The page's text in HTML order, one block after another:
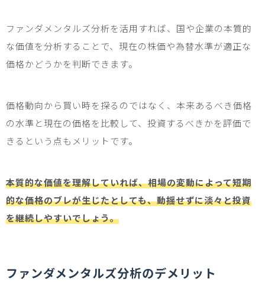
ファンダメンタルズ分析を活用すれば、国や企業の本質的
な価値を分析することで、現在の株価や為替水準が適正な
価格かどうかを判断できます。
価格動向から買い時を探るのではなく、本来あるべき価格
の水準と現在の価格を比較して、投資するべきかを評価で
きるという点もメリットです。
本質的な価値を理解していれば、相場の変動によって短期
的な価格のブレが生じたとしても、動揺せずに淡々と投資
を継続しやすいでしょう。
ファンダメンタルズ分析のデメリット